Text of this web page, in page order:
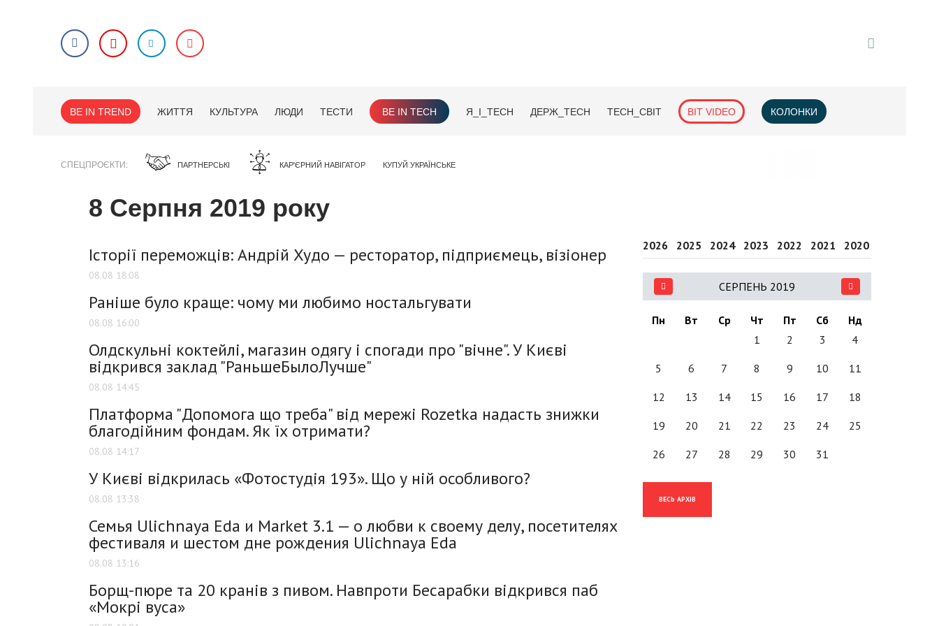
BE IN TREND ЖИТТЯ КУЛЬТУРА ЛЮДИ ТЕСТИ BE IN TECH Я_І_TECH ДЕРЖ_TECH TECH_СВІТ BIT VIDEO КОЛОНКИ
СПЕЦПРОЄКТИ ПАРТНЕРСЬКІ КАР'ЄРНИЙ НАВІГАТОР КУПУЙ УКРАЇНСЬКЕ
8 Серпня 2019 року
Історії переможців: Андрій Худо — ресторатор, підприємець, візіонер
08.08 18:08
Раніше було краще: чому ми любимо ностальгувати
08.08 16:00
Олдскульні коктейлі, магазин одягу і спогади про "вічне". У Києві
відкрився заклад "РаньшеБылоЛучше"
08.08 14:45
Платформа "Допомога що треба" від мережі Rozetka надасть знижки
благодійним фондам. Як їх отримати?
08.08 14:17
У Києві відкрилась «Фотостудія 193». Що у ній особливого?
08.08 13:38
Семья Ulichnaya Eda и Market 3.1 — о любви к своему делу, посетителях
фестиваля и шестом дне рождения Ulichnaya Eda
08.08 13:16
Борщ-пюре та 20 кранів з пивом. Навпроти Бесарабки відкрився паб
«Мокрі вуса»
2026 2025 2024 2023 2022 2021 2020
СЕРПЕНЬ 2019
Пн Вт Ср Чт Пт Сб
Нд
1
2 3 4
5 6 7 8 9 10 11
12 13 14 15 16 17 18
19 20 21 22 23 24 25
26 27 28 29 30 31
ВЕСЬ АРХІВ